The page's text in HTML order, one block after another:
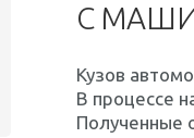
С
Кузов
В процессе
Полученные